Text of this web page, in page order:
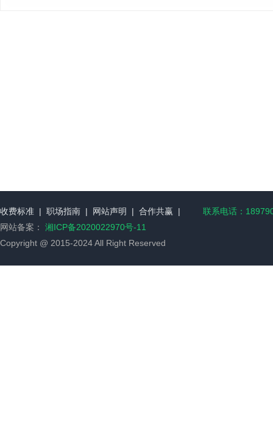
收费标准 | 职场指南 | 网站声明 | 合作共赢 |
联系电话：
网站备案： 湘ICP备2020022970号-11
Copyright @ 2015-2024 All Right Reserved